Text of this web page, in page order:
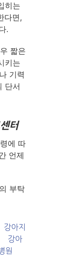
히는
다면,
.
짧은
키는
기력
단서
터
에 따
언제
부탁
강아지
강아
원